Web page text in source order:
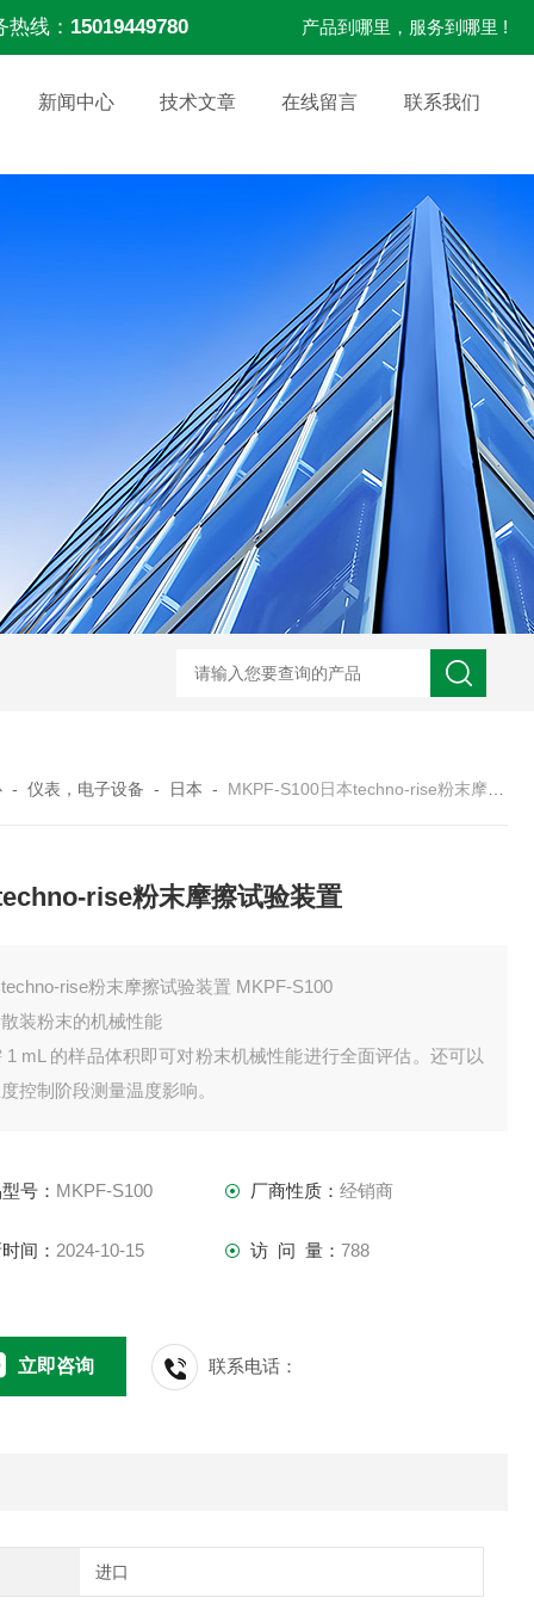
热线： 15019449780 产品到哪里，服务到哪里 !
新闻中心 技术文章 在线留言 联系我们
BL300Ft日本heidon外部输出搅拌器 搅拌器100日本heidon循环
-仪表，电子设备 - 日本 - MKPF-S100日本techno-rise粉末摩擦试验装置
rise粉末摩擦试验装置
rise粉末摩擦试验装置 MKPF-S100
装粉末的机械性能
1 mL 的样品体积即可对粉末机械性能进行全面评估。还可以
控制阶段测量温度影响。
材制造粉末 负载下流动性评价
品 温度或负载下的流动性评估
号： MKPF-S100 厂商性质： 经销商
间： 2024-10-15 访 问 量： 788
立即咨询 联系电话：
进口